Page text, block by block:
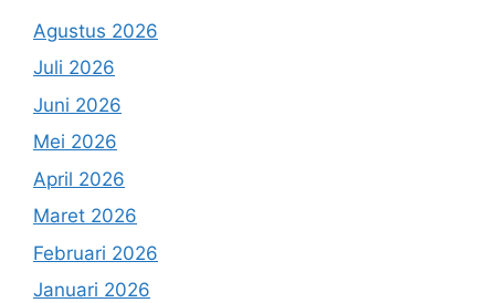
Agustus 2026
Juli 2026
Juni 2026
Mei 2026
April 2026
Maret 2026
Februari 2026
Januari 2026